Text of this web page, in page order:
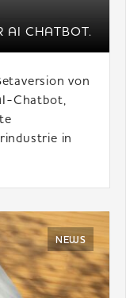
AI CHATBOT.
von
Chatbot,
in
NEWS